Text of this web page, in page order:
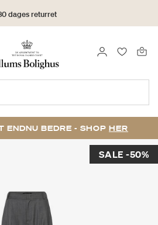
dages returret
LOG IND
ENDNU BEDRE - SHOP HER
SALE -50%